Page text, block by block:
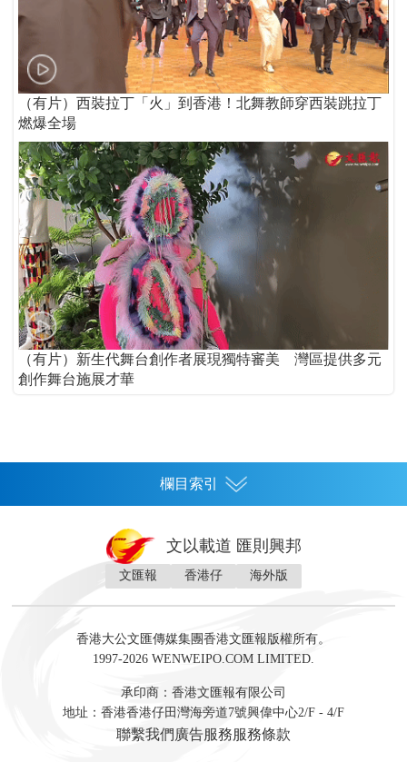
（有片）西裝拉丁「火」到香港！北舞教師穿西裝跳拉丁
燃爆全場
（有片）新生代舞台創作者展現獨特審美 灣區提供多元
創作舞台施展才華
欄目索引
灣區人
財經 地產 投資 財評 數字經濟
訪談 直播 經湋論
藝術 文學
文以載道 匯則興邦
文匯報 香港仔 海外版
香港大公文匯傳媒集團香港文匯報版權所有。
1997-2026 WENWEIPO.COM LIMITED.
承印商：香港文匯報有限公司
地址：香港香港仔田灣海旁道7號興偉中心2/F - 4/F
聯繫我們 廣告服務服務條款